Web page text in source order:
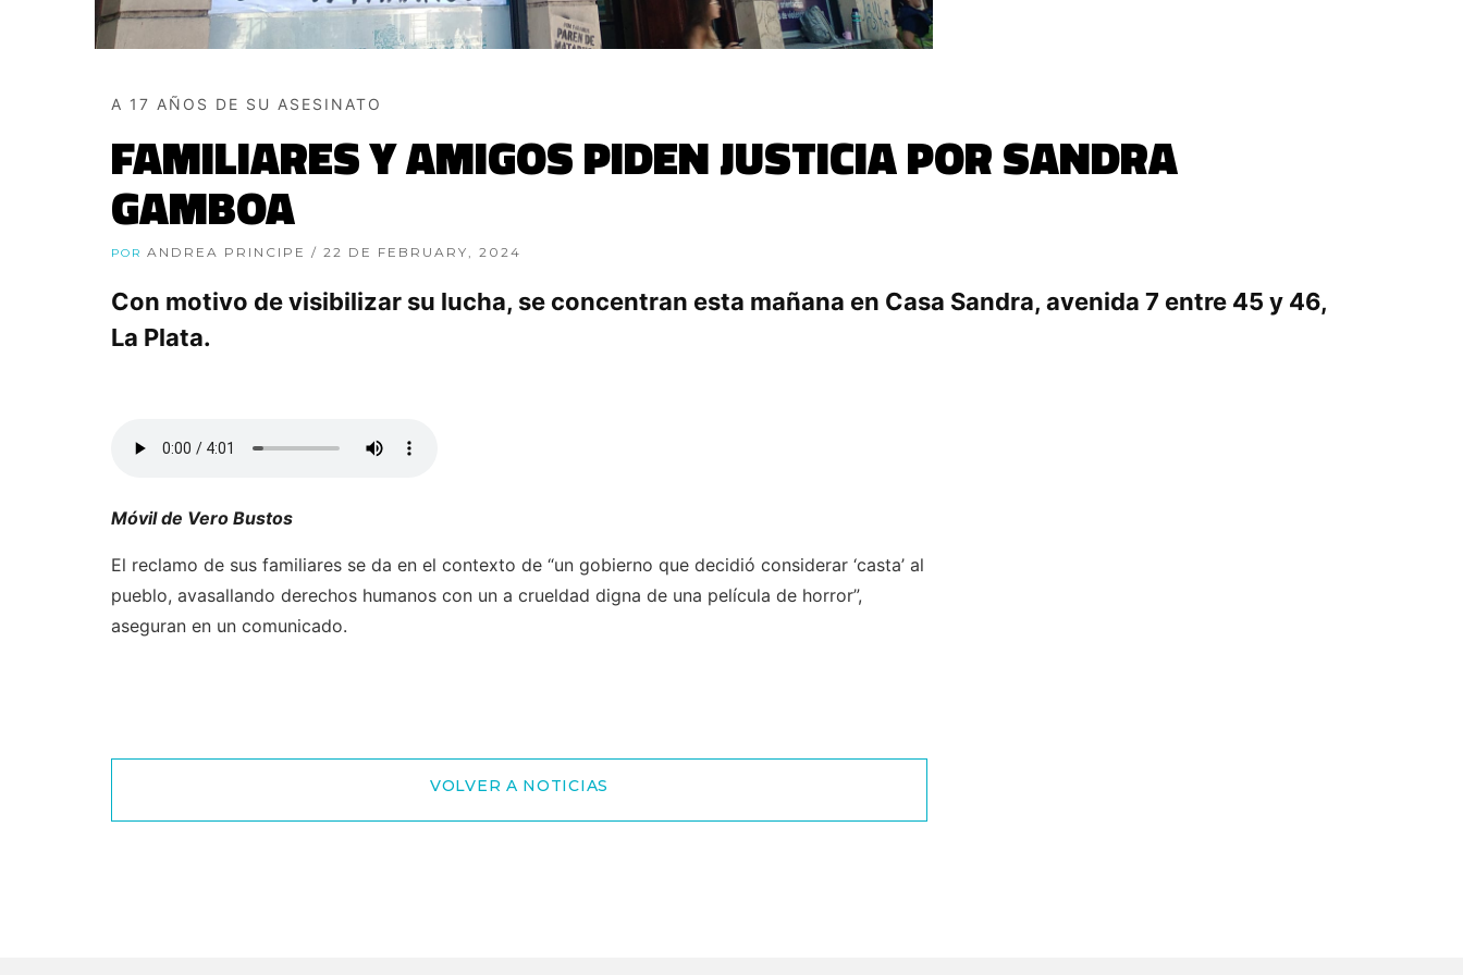
A 17 AÑOS DE SU ASESINATO
FAMILIARES Y AMIGOS PIDEN JUSTICIA POR SANDRA
GAMBOA
POR ANDREA PRINCIPE / 22 DE FEBRUARY, 2024
Con motivo de visibilizar su lucha, se concentran esta mañana en Casa Sandra, avenida 7 entre 45 y 46,
La Plata.
Móvil de Vero Bustos
El reclamo de sus familiares se da en el contexto de “un gobierno que decidió considerar ‘casta’ al
pueblo, avasallando derechos humanos con un a crueldad digna de una película de horror”,
aseguran en un comunicado.
VOLVER A NOTICIAS